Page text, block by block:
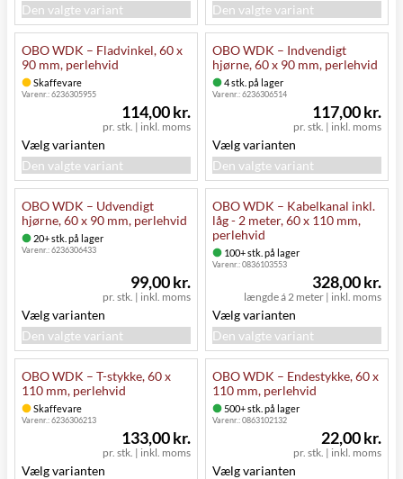
Den valgte variant
Den valgte variant
OBO WDK – Fladvinkel, 60 x
90 mm, perlehvid
Skaffevare
Varenr.:6236305955
pr. stk. | inkl. moms
114,00 kr.
Vælg varianten
Den valgte variant
OBO WDK – Indvendigt
hjørne, 60 x 90 mm, perlehvid
4 stk. på lager
Varenr.:6236306514
pr. stk. | inkl. moms
117,00 kr.
Vælg varianten
Den valgte variant
OBO WDK – Udvendigt
hjørne, 60 x 90 mm, perlehvid
20+ stk. på lager
Varenr.:6236306433
pr. stk. | inkl. moms
99,00 kr.
Vælg varianten
Den valgte variant
OBO WDK – Kabelkanal inkl.
låg - 2 meter, 60 x 110 mm,
perlehvid
100+ stk. på lager
Varenr.:0836103553
længde á 2 meter | inkl. moms
328,00 kr.
Vælg varianten
Den valgte variant
OBO WDK – T-stykke, 60 x
110 mm, perlehvid
Skaffevare
Varenr.:6236306213
pr. stk. | inkl. moms
133,00 kr.
Vælg varianten
OBO WDK – Endestykke, 60 x
110 mm, perlehvid
500+ stk. på lager
Varenr.:0863102132
pr. stk. | inkl. moms
22,00 kr.
Vælg varianten